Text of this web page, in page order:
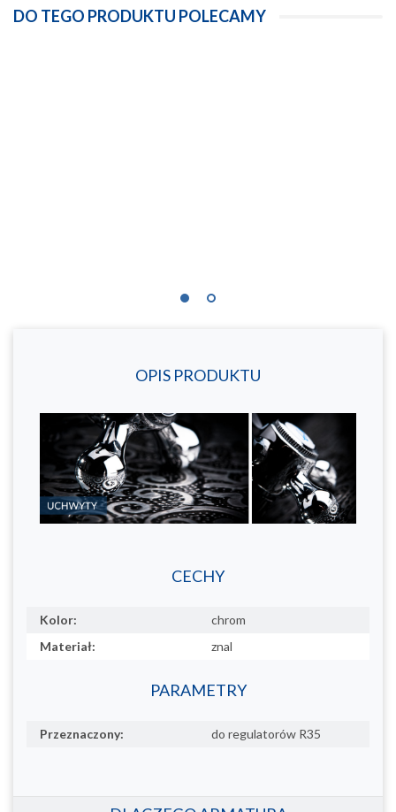
DO TEGO PRODUKTU POLECAMY
OPIS PRODUKTU
CECHY
Kolor:
chrom
Materiał:
znal
PARAMETRY
Przeznaczony: do regulatorów R35